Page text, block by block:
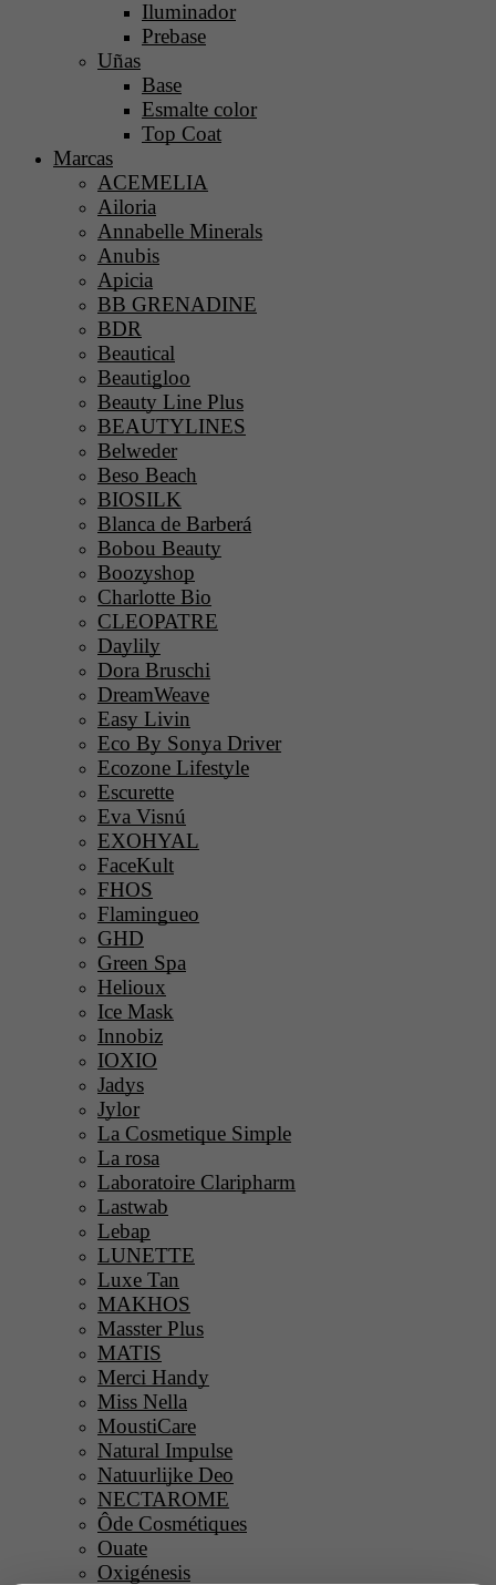
Iluminador
Prebase
Uñas
Base
Esmalte color
Top Coat
Marcas
ACEMELIA
Ailoria
Annabelle Minerals
Anubis
Apicia
BB GRENADINE
BDR
Beautical
Beautigloo
Beauty Line Plus
BEAUTYLINES
Belweder
Beso Beach
BIOSILK
Blanca de Barberá
Bobou Beauty
Boozyshop
Charlotte Bio
CLEOPATRE
Daylily
Dora Bruschi
DreamWeave
Easy Livin
Eco By Sonya Driver
Ecozone Lifestyle
Escurette
Eva Visnú
EXOHYAL
FaceKult
FHOS
Flamingueo
GHD
Green Spa
Helioux
Ice Mask
Innobiz
IOXIO
Jadys
Jylor
La Cosmetique Simple
La rosa
Laboratoire Claripharm
Lastwab
Lebap
LUNETTE
Luxe Tan
MAKHOS
Masster Plus
MATIS
Merci Handy
Miss Nella
MoustiCare
Natural Impulse
Natuurlijke Deo
NECTAROME
Ôde Cosmétiques
Ouate
Oxigénesis